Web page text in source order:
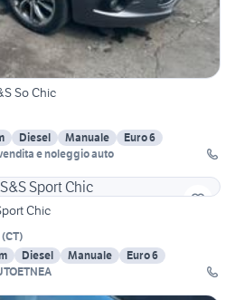
So Chic
Diesel Manuale
Euro 6
e noleggio auto
Chic
(CT)
Diesel Manuale
Euro 6